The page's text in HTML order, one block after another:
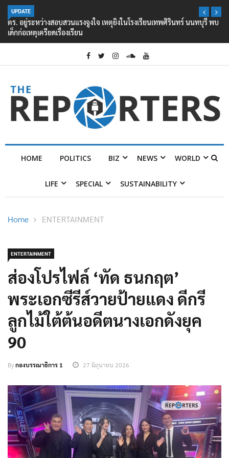
UPDATE
ตร. อยู่ระหว่างสอบสวนแรงจูงใจ เหตุยิงในโรงเรียนเทพศิรินทร์ นนทบุรี พบ
เด็กก่อเหตุเครียดเรื่องเรียน
HOME POLITICS BIZ NEWS WORLD
LIFE SPECIAL SUSTAINABILITY
Home ENTERTAINMENT
ENTERTAINMENT
ส่องโปรไฟล์ ‘ทัด ธนกฤต’
พระเอกซีรีส์วายป้ายแดง ดีกรี
ลูกไม้ใต้ต้นอดีตนางเอกดังยุค
90
Byกองบรรณาธิการ 1 27 มิถุนายน 2026